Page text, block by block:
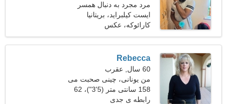
مرد مجرد به دنبال همسر
ایست کیلبراید، بریتانیا
کارائوکه، عکس
Rebecca
60 سال, عقرب
من یونانی، چینی صحبت می
کنم
158 سانتی متر (5'3")، 62
کیلوگرم (136 پوند)
رابطه ی جدی